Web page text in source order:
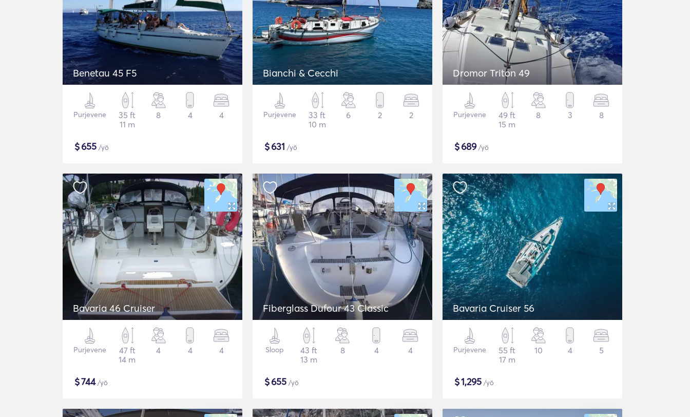
Benetau 45 F5
Purjevene
35 ft
11 m
8 4 4
$655 /yö
Bianchi & Cecchi
Purjevene
33 ft
10 m
6 2 2
$631 /yö
Dromor Triton 49
Purjevene
49 ft
15 m
8 3 8
$689/yö
Bavaria 46 Cruiser
Purjevene
47 ft
14 m
4 4 4
$744/yö
Fiberglass Dufour 43 Classic
Sloop
43 ft
13 m
8 4 4
$655 /yö
Bavaria Cruiser 56
Purjevene
55 ft
17 m
10 4 5
$1,295 /yö